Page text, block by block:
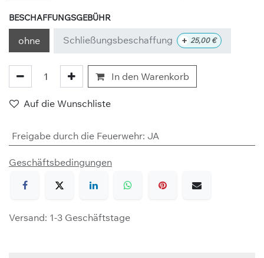
BESCHAFFUNGSGEBÜHR
ohne Schließungsbeschaffung + 25,00€
In den Warenkorb
Auf die Wunschliste
Freigabe durch die Feuerwehr: JA
Geschäftsbedingungen
Versand: 1-3 Geschäftstage